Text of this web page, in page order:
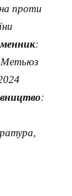
проти
:
Метьюз
: